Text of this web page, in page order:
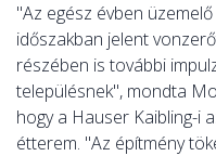
"Az egész évben
időszakban jelent
részében is további
településnek", mondta
hogy a Hauser Kaibling-i
étterem. "Az építmény